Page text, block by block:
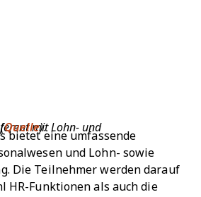
(Quelle).
bietet eine umfassende
und Lohn- sowie
Die Teilnehmer werden darauf
HR-Funktionen als auch die